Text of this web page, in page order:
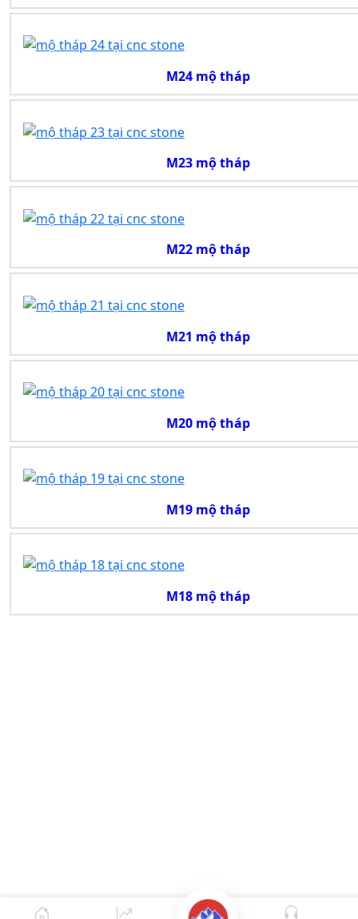
M24 mộ tháp
M23 mộ tháp
M22 mộ tháp
M21 mộ tháp
M20 mộ tháp
M19 mộ tháp
M18 mộ tháp